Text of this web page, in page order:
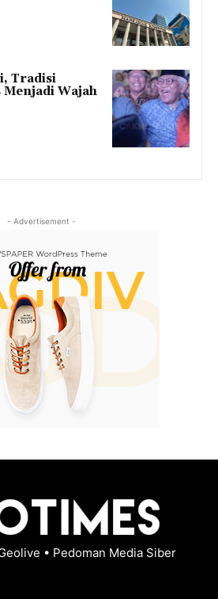
Tradisi
Wajah
- Advertisement -
• Pedoman Media Siber